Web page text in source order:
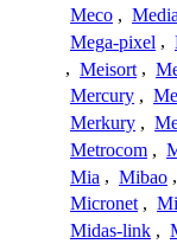
Meco ,
Mega-pixel ,
, Meisort ,
Mercury ,
Merkury ,
Metrocom ,
Mia , Mibao ,
Micronet ,
Midas-link ,